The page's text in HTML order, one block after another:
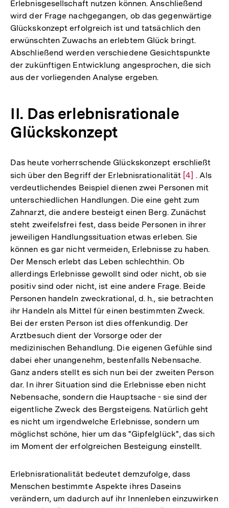
Erlebnisgesellschaft nutzen können. Anschließend
wird der Frage nachgegangen, ob das gegenwärtige
Glückskonzept erfolgreich ist und tatsächlich den
erwünschten Zuwachs an erlebtem Glück bringt.
Abschließend werden verschiedene Gesichtspunkte
der zukünftigen Entwicklung angesprochen, die sich
aus der vorliegenden Analyse ergeben.
II. Das erlebnisrationale
Glückskonzept
Das heute vorherrschende Glückskonzept erschließt
sich über den Begriff der Erlebnisrationalität Zur
Auflösung
der
Fußnote
[4] . Als
verdeutlichendes Beispiel dienen zwei Personen mit
unterschiedlichen Handlungen. Die eine geht zum
Zahnarzt, die andere besteigt einen Berg. Zunächst
steht zweifelsfrei fest, dass beide Personen in ihrer
jeweiligen Handlungssituation etwas erleben. Sie
können es gar nicht vermeiden, Erlebnisse zu haben.
Der Mensch erlebt das Leben schlechthin. Ob
allerdings Erlebnisse gewollt sind oder nicht, ob sie
positiv sind oder nicht, ist eine andere Frage. Beide
Personen handeln zweckrational, d. h., sie betrachten
ihr Handeln als Mittel für einen bestimmten Zweck.
Bei der ersten Person ist dies offenkundig. Der
Arztbesuch dient der Vorsorge oder der
medizinischen Behandlung. Die eigenen Gefühle sind
dabei eher unangenehm, bestenfalls Nebensache.
Ganz anders stellt es sich nun bei der zweiten Person
dar. In ihrer Situation sind die Erlebnisse eben nicht
Nebensache, sondern die Hauptsache - sie sind der
eigentliche Zweck des Bergsteigens. Natürlich geht
es nicht um irgendwelche Erlebnisse, sondern um
möglichst schöne, hier um das "Gipfelglück", das sich
im Moment der erfolgreichen Besteigung einstellt.
Erlebnisrationalität bedeutet demzufolge, dass
Menschen bestimmte Aspekte ihres Daseins
verändern, um dadurch auf ihr Innenleben einzuwirken